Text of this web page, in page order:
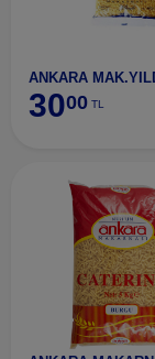
3000 TL